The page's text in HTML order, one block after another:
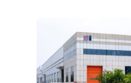
企业。地处山东半岛蓝……